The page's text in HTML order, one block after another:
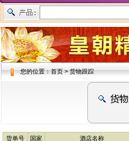
您的位置：首页 > 货物跟踪
货单号 国家 酒店名称